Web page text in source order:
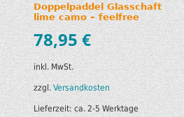
Doppelpaddel Glasschaft
lime camo – feelfree
78,95€
inkl. MwSt.
zzgl.Versandkosten
Lieferzeit:ca. 2-5 Werktage